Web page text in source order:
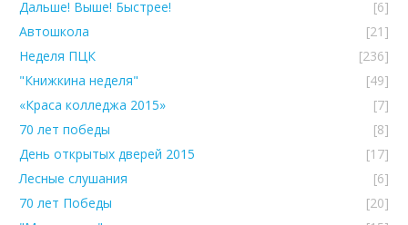
Дальше! Выше! Быстрее!
[6]
Автошкола
[21]
Неделя ПЦК
[236]
"Книжкина неделя"
[49]
«Краса колледжа 2015»
[7]
70 лет победы
[8]
День открытых дверей 2015
[17]
Лесные слушания
[6]
70 лет Победы
[20]